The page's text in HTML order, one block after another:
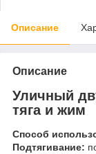
Описание
Описание
Уличный
тяга и жим
Способ
Подтягивание: